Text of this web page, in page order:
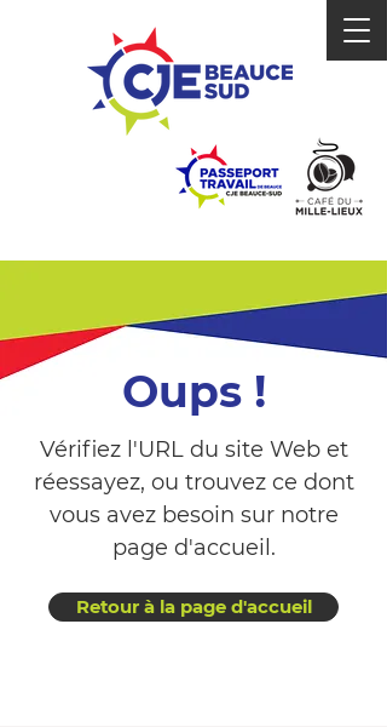
Oups !
Vérifiez l'URL du site Web et
réessayez, ou trouvez ce dont
vous avez besoin sur notre
page d'accueil.
Retour à la page d'accueil